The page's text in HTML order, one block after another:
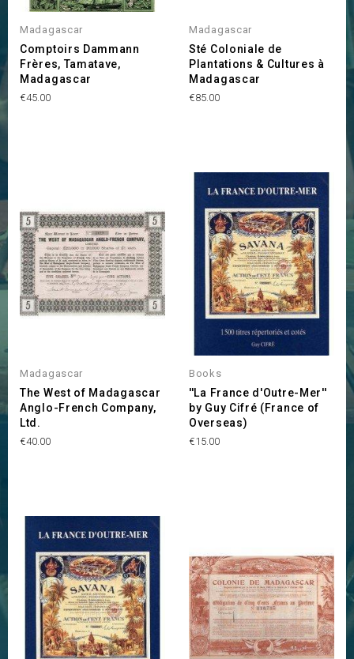
Madagascar
Comptoirs Dammann
Frères, Tamatave,
Madagascar
Price
€45.00
Madagascar
Sté Coloniale de
Plantations & Cultures à
Madagascar
Price
€85.00
Madagascar
The West of Madagascar
Anglo-French Company,
Ltd.
Price
€40.00
Books
''La France d'Outre-Mer''
by Guy Cifré (France of
Overseas)
Price
€15.00